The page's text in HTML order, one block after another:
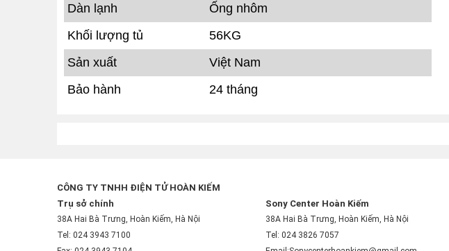
Dàn lạnh
Ống nhôm
Khối lượng tủ
56KG
Sản xuất
Việt Nam
Bảo hành
24 tháng
CÔNG TY TNHH ĐIỆN TỬ HOÀN KIẾM
Trụ sở chính
38A Hai Bà Trưng, Hoàn Kiếm, Hà Nội
Tel: 024 3943 7100
Sony Center Hoàn Kiếm
38A Hai Bà Trưng, Hoàn Kiếm, Hà Nội
Tel: 024 3826 7057